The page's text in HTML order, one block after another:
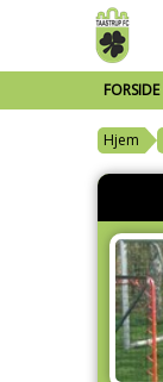
FORSIDE
Hjem